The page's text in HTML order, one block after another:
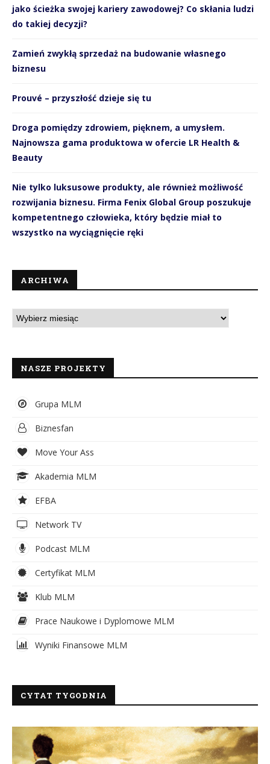
jako ścieżka swojej kariery zawodowej? Co skłania ludzi
do takiej decyzji?
Zamień zwykłą sprzedaż na budowanie własnego
biznesu
Prouvé – przyszłość dzieje się tu
Droga pomiędzy zdrowiem, pięknem, a umysłem.
Najnowsza gama produktowa w ofercie LR Health &
Beauty
Nie tylko luksusowe produkty, ale również możliwość
rozwijania biznesu. Firma Fenix Global Group poszukuje
kompetentnego człowieka, który będzie miał to
wszystko na wyciągnięcie ręki
ARCHIWA
NASZE PROJEKTY
Grupa MLM
Biznesfan
Move Your Ass
Akademia MLM
EFBA
Network TV
Podcast MLM
Certyfikat MLM
Klub MLM
Prace Naukowe i Dyplomowe MLM
Wyniki Finansowe MLM
CYTAT TYGODNIA